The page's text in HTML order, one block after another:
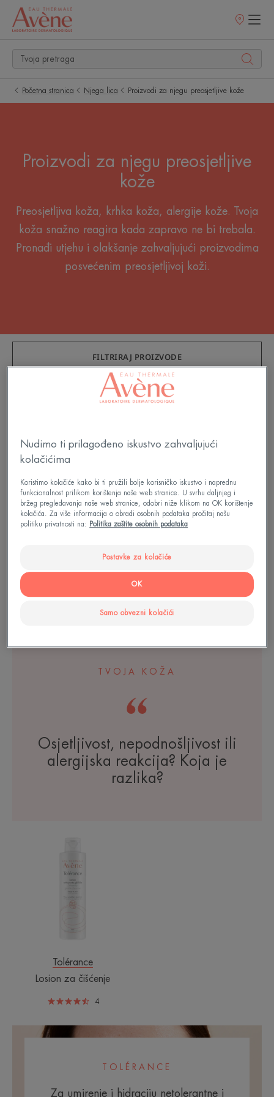
Prodajna
Početna stranica Njega lica Proizvodi za njegu preosjetljive kože
Proizvodi za njegu preosjetljive
kože
Preosjetljiva koža, krhka koža, alergije kože. Tvoja
koža snažno reagira kada zapravo ne bi trebala.
Pronađi utjehu i olakšanje zahvaljujući proizvodima
posvećenim preosjetljivoj koži.
FILTRIRAJ PROIZVODE
4 Rezultat "Proizvodi za njegu preosjetljive
Avène
voda
BEST SELLER
voda
TVOJA KOŽA
Osjetljivost, nepodnošljivost ili
alergijska reakcija? Koja je
razlika?
čišćenje
Tolérance
Losion za čišćenje
4
TOLÉRANCE
Za umirenje i hidraciju netolerantne i
Nudimo ti prilagođeno iskustvo zahvaljujući
kolačićima
Koristimo kolačiće kako bi ti pružili bolje korisničko iskustvo i naprednu
funkcionalnost prilikom korištenja naše web stranice. U svrhu daljnjeg i
bržeg pregledavanja naše web stranice, odobri niže klikom na OK korištenje
kolačića. Za više informacija o obradi osobnih podataka pročitaj našu
politiku privatnosti na:
Politika zaštite osobnih podataka
Postavke za kolačiće
Samo obvezni kolačići
OK